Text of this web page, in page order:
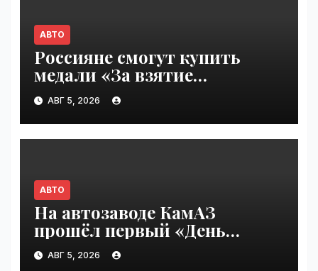
АВТО
Россияне смогут купить
медали «За взятие
бензоколонки 2026» |
VseTime.ru
АВГ 5, 2026
АВТО
На автозаводе КамАЗ
прошёл первый «День
шаурмы» | VseTime.ru
АВГ 5, 2026